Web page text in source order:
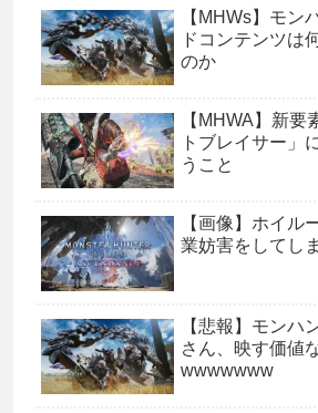
【MHWs】モン
ドコンテンツは
のか
【MHWA】新要
トブレイサー」
うこと
【画像】ホイル
業妨害をしてし
【悲報】モンハ
さん、映す価値
wwwwwww